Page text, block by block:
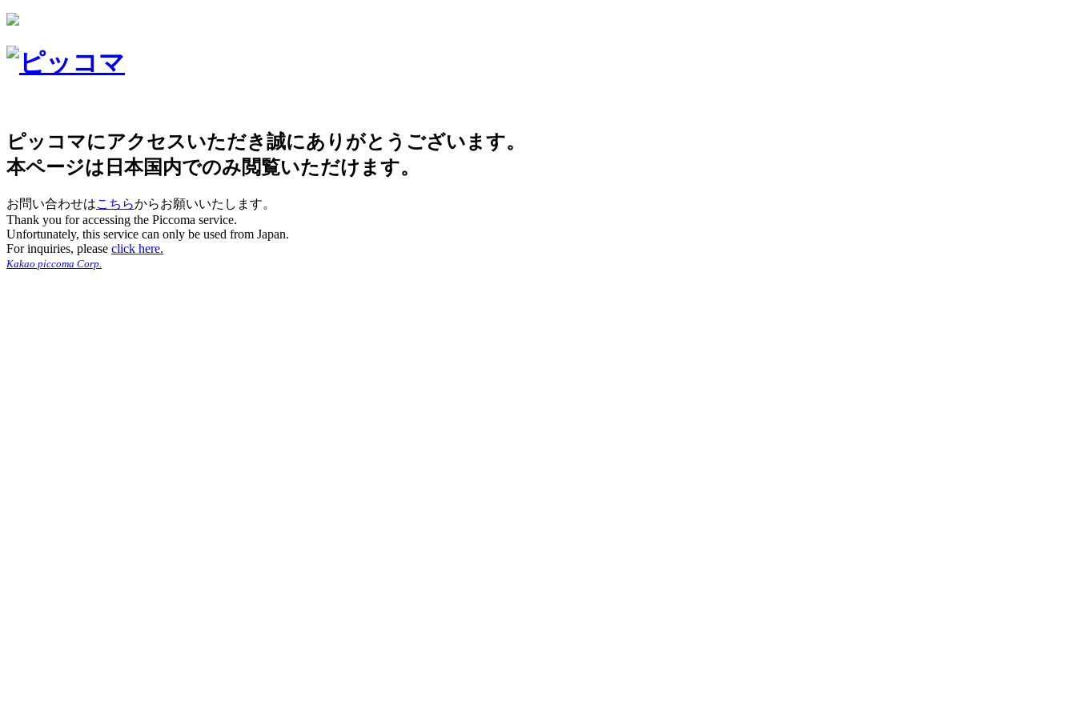
ピッコマにアクセスいただき誠にありがとうございます。
本ページは日本国内でのみ閲覧いただけます。
お問い合わせはこちらからお願いいたします。
Thank you for accessing the Piccoma service.
Unfortunately, this service can only be used from Japan.
For inquiries, please click here.
Kakao piccoma Corp.